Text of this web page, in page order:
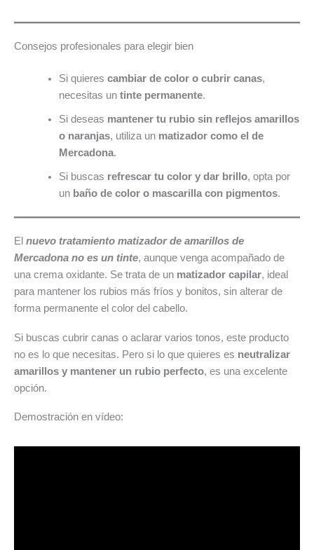
Consejos profesionales para elegir bien
Si quieres cambiar de color o cubrir canas,
necesitas un tinte permanente.
Si deseas mantener tu rubio sin reflejos amarillos
o naranjas, utiliza un matizador como el de
Mercadona.
Si buscas refrescar tu color y dar brillo, opta por
un baño de color o mascarilla con pigmentos.
El nuevo tratamiento matizador de amarillos de
Mercadona no es un tinte, aunque venga acompañado de
una crema oxidante. Se trata de un matizador capilar, ideal
para mantener los rubios más fríos y bonitos, sin alterar de
forma permanente el color del cabello.
Si buscas cubrir canas o aclarar varios tonos, este producto
no es lo que necesitas. Pero si lo que quieres es neutralizar
amarillos y mantener un rubio perfecto, es una excelente
opción.
Demostración en vídeo: